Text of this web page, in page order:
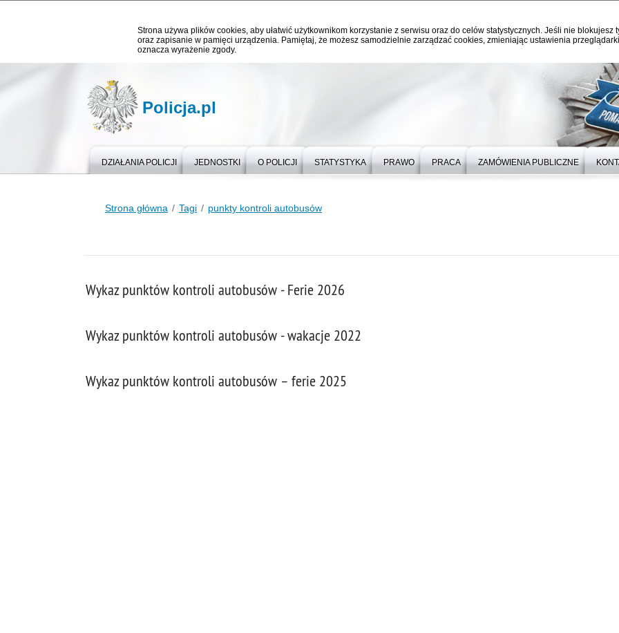
Strona używa plików cookies, aby ułatwić użytkownikom korzystanie z serwisu oraz do celów statystycznych. Jeśli nie blokujesz
oraz zapisanie w pamięci urządzenia. Pamiętaj, że możesz samodzielnie zarządzać cookies, zmieniając ustawienia
oznacza wyrażenie zgody.
Policja.pl
DZIAŁANIA POLICJI JEDNOSTKI O POLICJI STATYSTYKA PRAWO PRACA ZAMÓWIENIA PUBLICZNE
Strona główna Tagi punkty kontroli autobusów
Wykaz punktów kontroli autobusów - Ferie 2026
Wykaz punktów kontroli autobusów - wakacje 2022
Wykaz punktów kontroli autobusów – ferie 2025